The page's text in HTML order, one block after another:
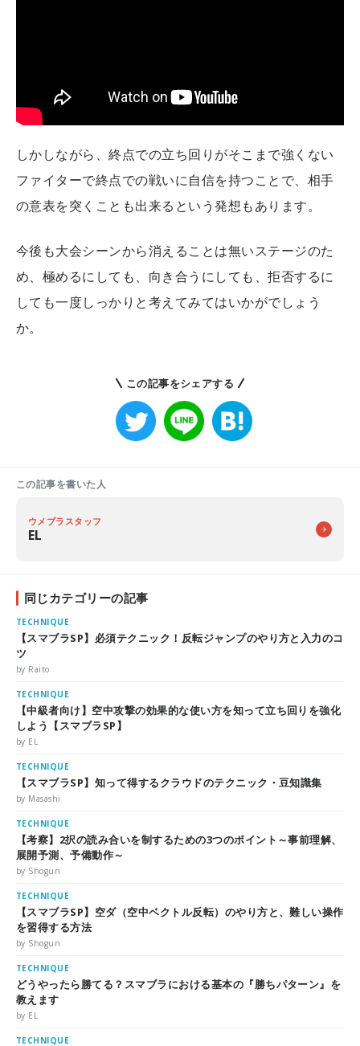
しかしながら、終点での立ち回りがそこまで強くない
ファイターで終点での戦いに自信を持つことで、相手
の意表を突くことも出来るという発想もあります。
今後も大会シーンから消えることは無いステージのた
め、極めるにしても、向き合うにしても、拒否するに
しても一度しっかりと考えてみてはいかがでしょう
か。
この記事をシェアする
この記事を書いた人
ウメブラスタッフ
EL
同じカテゴリーの記事
TECHNIQUE
【スマブラSP】必須テクニック！反転ジャンプのやり方と入力のコ
ツ
by Raito
TECHNIQUE
【中級者向け】空中攻撃の効果的な使い方を知って立ち回りを強化
しよう【スマブラSP】
by EL
TECHNIQUE
【スマブラSP】知って得するクラウドのテクニック・豆知識集
by Masashi
TECHNIQUE
【考察】2択の読み合いを制するための3つのポイント～事前理解、
展開予測、予備動作～
by Shogun
TECHNIQUE
【スマブラSP】空ダ（空中ベクトル反転）のやり方と、難しい操作
を習得する方法
by Shogun
TECHNIQUE
どうやったら勝てる？スマブラにおける基本の『勝ちパターン』を
教えます
by EL
TECHNIQUE